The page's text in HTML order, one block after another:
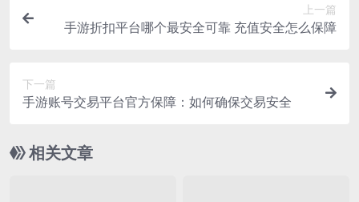
上一篇
手游折扣平台哪个最安全可靠 充值安全怎么保障
下一篇
手游账号交易平台官方保障：如何确保交易安全
相关文章